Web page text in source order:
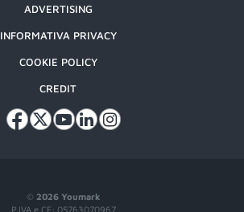
© 2026 Youmark
P.IVA e CF: 05763070967
ADVERTISING
INFORMATIVA PRIVACY
COOKIE POLICY
CREDIT